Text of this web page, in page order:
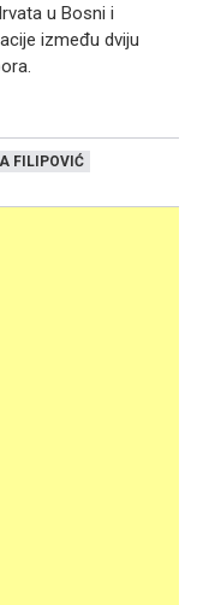
u Bosni i
između dviju
FILIPOVIĆ